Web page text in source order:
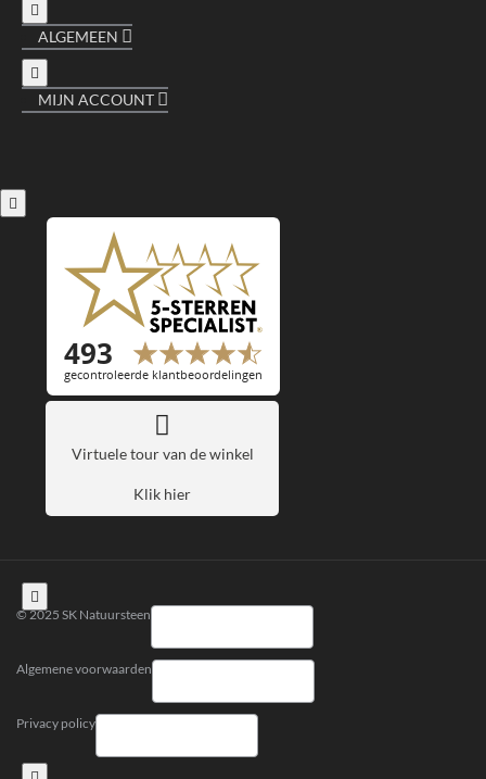
ALGEMEEN
MIJN ACCOUNT
Virtuele tour van de winkel
Klik hier
© 2025 SK Natuursteen
Algemene voorwaarden
Privacy policy